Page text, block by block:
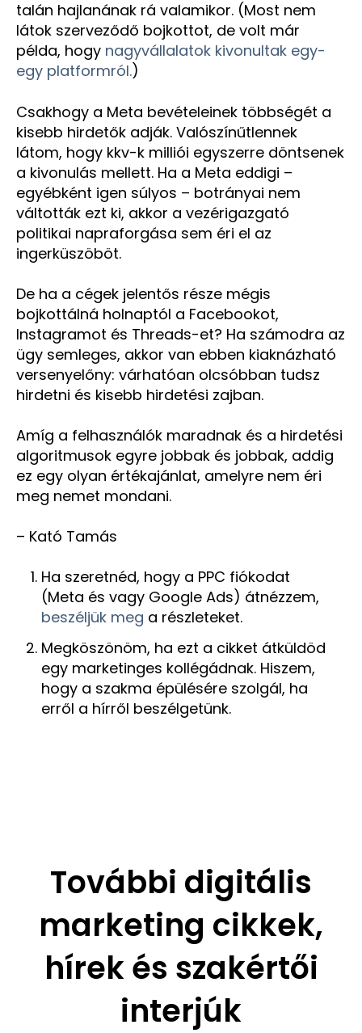
talán hajlanának rá valamikor. (Most nem
látok szerveződő bojkottot, de volt már
példa, hogy nagyvállalatok kivonultak egy-
egy platformról.)
Csakhogy a Meta bevételeinek többségét a
kisebb hirdetők adják. Valószínűtlennek
látom, hogy kkv-k milliói egyszerre döntsenek
a kivonulás mellett. Ha a Meta eddigi –
egyébként igen súlyos – botrányai nem
váltották ezt ki, akkor a vezérigazgató
politikai napraforgása sem éri el az
ingerküszöböt.
De ha a cégek jelentős része mégis
bojkottálná holnaptól a Facebookot,
Instagramot és Threads-et? Ha számodra az
ügy semleges, akkor van ebben kiaknázható
versenyelőny: várhatóan olcsóbban tudsz
hirdetni és kisebb hirdetési zajban.
Amíg a felhasználók maradnak és a hirdetési
algoritmusok egyre jobbak és jobbak, addig
ez egy olyan értékajánlat, amelyre nem éri
meg nemet mondani.
– Kató Tamás
Ha szeretnéd, hogy a PPC fiókodat
(Meta és vagy Google Ads) átnézzem,
beszéljük meg a részleteket.
Megköszönöm, ha ezt a cikket átküldöd
egy marketinges kollégádnak. Hiszem,
hogy a szakma épülésére szolgál, ha
erről a hírről beszélgetünk.
További digitális
marketing cikkek,
hírek és szakértői
interjúk